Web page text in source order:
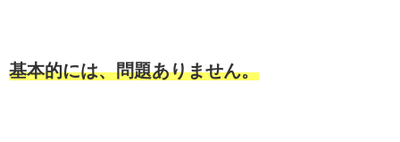
基本的には、問題ありません。